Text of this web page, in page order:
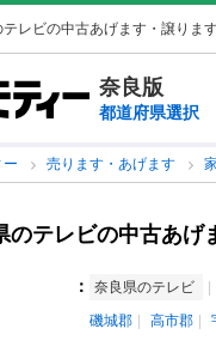
テレビの中古あげます・譲りま
奈良版
都道府県選択
ー 売ります・あげます
のテレビの中古あげ
： 奈良県のテレビ
磯城郡
高市郡